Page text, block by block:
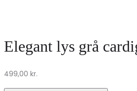
Elegant lys grå
499,00 kr.